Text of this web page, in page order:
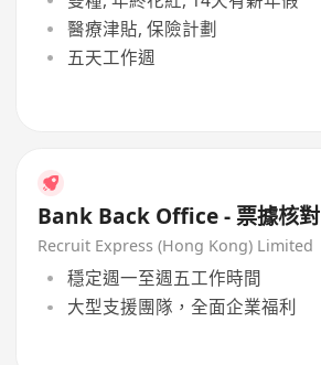
醫療津貼, 保險計劃
五天工作週
Bank Back Office - 票據核對
Recruit Express (Hong Kong) Limited
穩定週一至週五工作時間
大型支援團隊，全面企業福利